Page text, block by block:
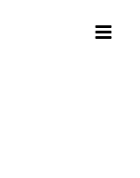
Menu